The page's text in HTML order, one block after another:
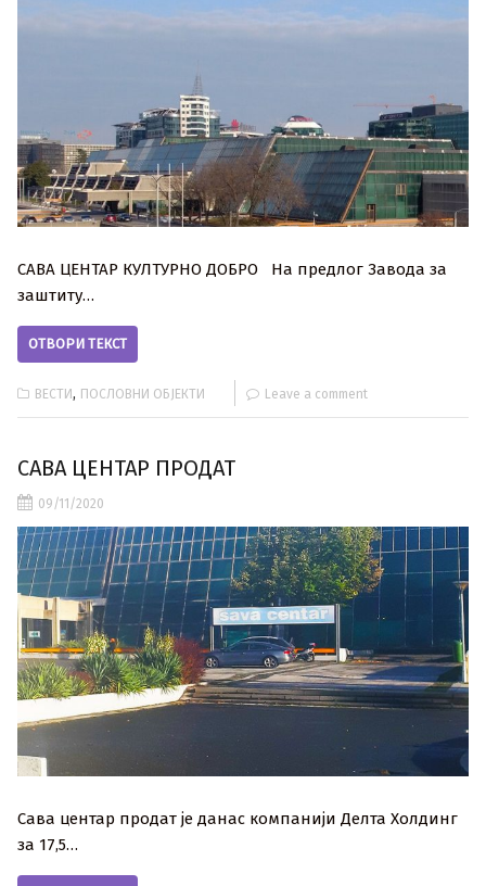
САВА ЦЕНТАР КУЛТУРНО ДОБРО На предлог Завода за
заштиту…
ОТВОРИ ТЕКСТ
ВЕСТИ, ПОСЛОВНИ ОБЈЕКТИ Leave a comment
САВА ЦЕНТАР ПРОДАТ
09/11/2020
Сава центар продат је данас компанији Делта Холдинг
за 17,5…